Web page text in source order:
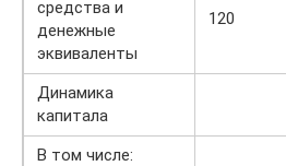
средства и
денежные
эквиваленты
120
Динамика
капитала
В том числе: